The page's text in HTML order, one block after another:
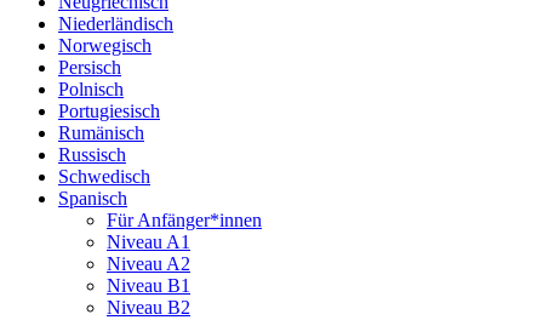
Niederländisch
Norwegisch
Persisch
Polnisch
Portugiesisch
Rumänisch
Russisch
Schwedisch
Spanisch
Für Anfänger*innen
Niveau A1
Niveau A2
Niveau B1
Niveau B2